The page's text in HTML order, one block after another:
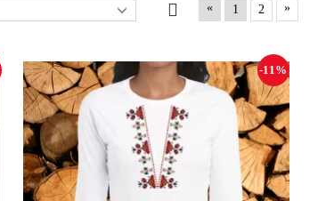
« 1 2 »
-11%